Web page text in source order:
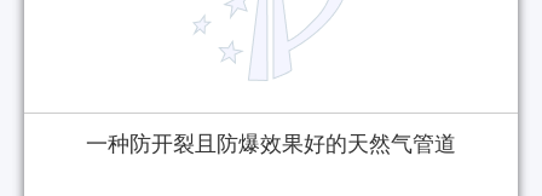
一种防开裂且防爆效果好的天然气管道